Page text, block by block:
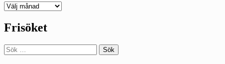
Deepedition
Frisöket
Sök
efter: